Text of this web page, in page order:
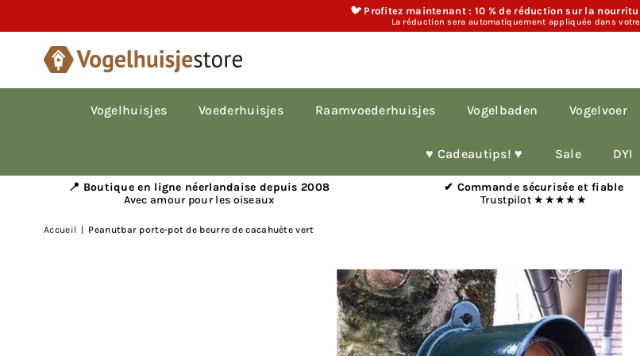
🐦 Profitez maintenant : 10 % de réduction sur la
La réduction sera automatiquement appliquée dans
Vogelhuisjes Voederhuisjes Raamvoederhuisjes Vogelbaden Vogelvoer
♥︎ Cadeautips! ♥︎ Sale DYI
📍 Boutique en ligne néerlandaise depuis 2008
Avec amour pour les oiseaux
✔ Commande sécurisée et fiable
Trustpilot ★★★★★
Accueil Peanutbar porte-pot de beurre de cacahuète vert